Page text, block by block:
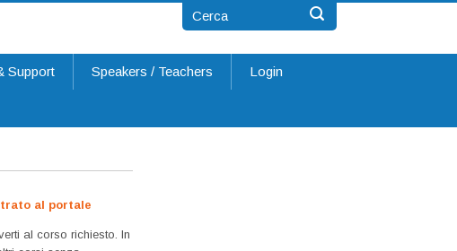
Support Speakers / Teachers Login
al portale
al corso richiesto. In